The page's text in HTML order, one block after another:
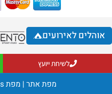
אוהלים לאירועים
לשיחת ייועץ
מפת אתר | מפת llms